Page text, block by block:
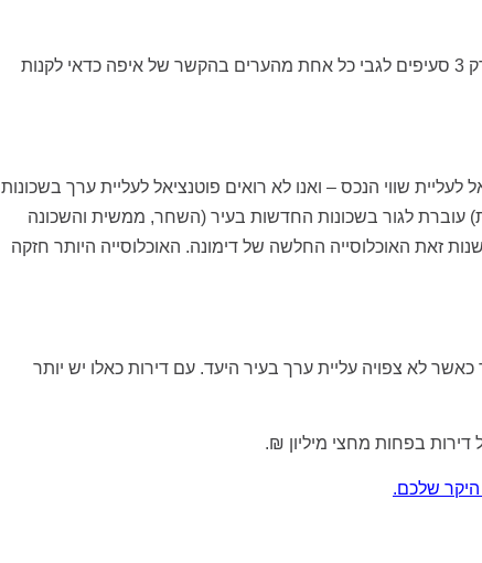
בתשובה שלנו ליפית כתבנו עוד דברים, אולם במאמר קצר זה הראנו לכם רק 3 סעיפים לגבי כל אחת מהערים בהקשר של איפה כדאי לקנות
שווי הנכס – ואנו לא רואים פוטנציאל לעליית ערך בשכונות
עוברת לגור בשכונות החדשות בעיר (השחר, ממשית והשכונה
זאת האוכלוסייה החלשה של דימונה. האוכלוסייה היותר חזקה
לא צפויה עליית ערך בעיר היעד. עם דירות כאלו יש יותר
היקר שלכם.